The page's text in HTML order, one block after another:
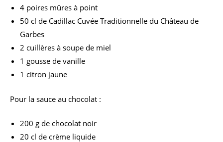
4 poires mûres à point
50 cl de Cadillac Cuvée Traditionnelle du Château de
Garbes
2 cuillères à soupe de miel
1 gousse de vanille
1 citron jaune
Pour la sauce au chocolat :
200 g de chocolat noir
20 cl de crème liquide